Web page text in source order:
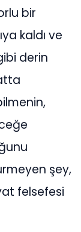
bir
kaldı ve
derin
şey,
felsefesi